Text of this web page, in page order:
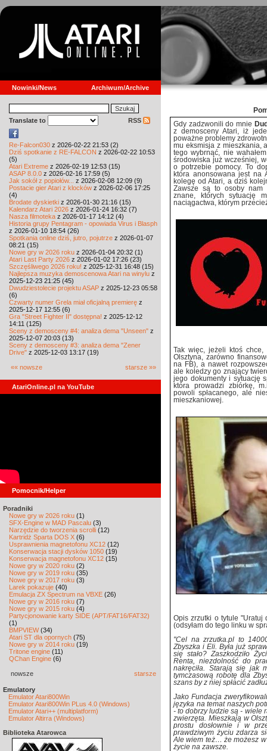
Nowinki/News Archiwum/Archive
Translate to RSS
Re-Falcon030 z 2026-02-22 21:53 (2)
Dziś spotkanie z RE-FALCON z 2026-02-22 10:53
(5)
Atari Extreme z 2026-02-19 12:53 (15)
ASAP 8.0.0 z 2026-02-16 17:59 (5)
Jak sokół z popiołów...
z 2026-02-08 12:09 (9)
Postacie gier Atari z klocków z 2026-02-06 17:25
(4)
Brodate dyskietki z 2026-01-30 21:16 (15)
Kalendarz Atari 2026 z 2026-01-24 16:32 (7)
Nasza filmoteka z 2026-01-17 14:12 (4)
Historia grupy Pentagram - opowiada Virus i Blasph
z 2026-01-10 18:54 (26)
Spotkania online dziś, jutro, pojutrze z 2026-01-07
08:21 (15)
Nowe gry w 2026 roku z 2026-01-04 20:32 (1)
Atari Last Party 2026 z 2026-01-02 17:26 (23)
Szczęśliwego 2026 roku! z 2025-12-31 16:48 (15)
Najlepsza muzyka demoscenowa Atari na winylu z
2025-12-23 21:25 (45)
Dwudziestolecie projektu ASAP z 2025-12-23 05:58
(6)
Czwarty numer Grela miał oficjalną premierę z
2025-12-17 12:55 (6)
Gra "Street Fighter II" dostępna! z 2025-12-12
14:11 (125)
Sceny z demosceny #4: analiza dema "Unseen" z
2025-12-07 20:03 (13)
Sceny z demosceny #3: analiza dema "Zener
Drive" z 2025-12-03 13:17 (19)
«« nowsze starsze »»
AtariOnline.pl na YouTube
Pomocnik/Helper
Poradniki
Nowe gry w 2026 roku (1)
SFX-Engine w MAD Pascalu (3)
Narzędzie do tworzenia scrolli (12)
Kartridż Sparta DOS X (6)
Usprawnienia magnetofonu XC12 (12)
Konserwacja stacji dysków 1050 (19)
Konserwacja magnetofonu XC12 (15)
Nowe gry w 2020 roku (2)
Nowe gry w 2019 roku (35)
Nowe gry w 2017 roku (3)
Larek pokazuje (40)
Emulacja ZX Spectrum na VBXE (26)
Nowe gry w 2016 roku (7)
Nowe gry w 2015 roku (4)
Partycjonowanie karty SIDE (APT/FAT16/FAT32)
(1)
BMPVIEW(34)
Atari ST dla opornych (75)
Nowe gry w 2014 roku (19)
Tritone engine (11)
QChan Engine (6)
nowsze starsze
Emulatory
Emulator Atari800Win
Emulator Atari800Win PLus 4.0 (Windows)
Emulator Atari++ (multiplatform)
Emulator Altirra (Windows)
Biblioteka Atarowca
Gdy zadzwonili do mnie
z demosceny Atari, iż
poważne problemy
mu eksmisja z mieszkania,
tego wybrnąć, nie
środowiska już wcześniej,
o potrzebie pomocy. To
która anonsowana jest na
kolegę od Atari, a dziś
Zawsze są to osoby nam
znane, których sytuację
naciągactwa, którym
Tak więc, jeżeli ktoś
Olsztyna, zarówno
na FB), a nawet
ale koledzy go znający
jego dokumenty i sytuację
która prowadzi zbiórkę,
powoli spłacanego, ale
mieszkaniowej.
Opis zrzutki o tytule
(odsyłam do tego linku w
"Cel na zrzutka.pl to
Zbyszka i Eli. Była już
się stało? Zaszkodziło
Renta, niezdolność do
nakręciła. Starają się jak
tymczasową robotę dla
szans by z niej spłacić
Jako Fundacja
języka na temat naszych
- to dobrzy ludzie są - wiele
zwierzęta. Mieszkają w
prostu dosłownie i w
prawdziwym życiu zdarza
Ale wiem też… że możesz
życie na zawsze.